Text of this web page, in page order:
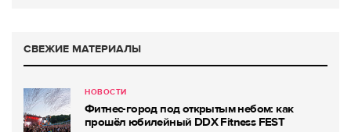
СВЕЖИЕ МАТЕРИАЛЫ
НОВОСТИ
Фитнес-город под открытым небом: как
прошёл юбилейный DDX Fitness FEST